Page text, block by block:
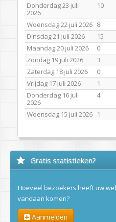
Donderdag 23 juli
2026
10
Woensdag 22 juli 2026 8
Dinsdag 21 juli 2026
15
Maandag 20 juli 2026
0
Zondag 19 juli 2026
3
Zaterdag 18 juli 2026
0
Vrijdag 17 juli 2026
1
Donderdag 16 juli
2026
4
Woensdag 15 juli 2026 1
Gratis statistieken?
Hoeveel bezoekers heeft uw
vandaan komen?
Aanmelden